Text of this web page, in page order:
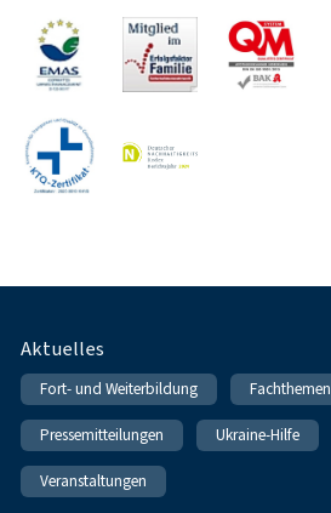
Fußnavigation
Aktuelles
Fort- und Weiterbildung Fachthemen
Pressemitteilungen Ukraine-Hilfe
Veranstaltungen